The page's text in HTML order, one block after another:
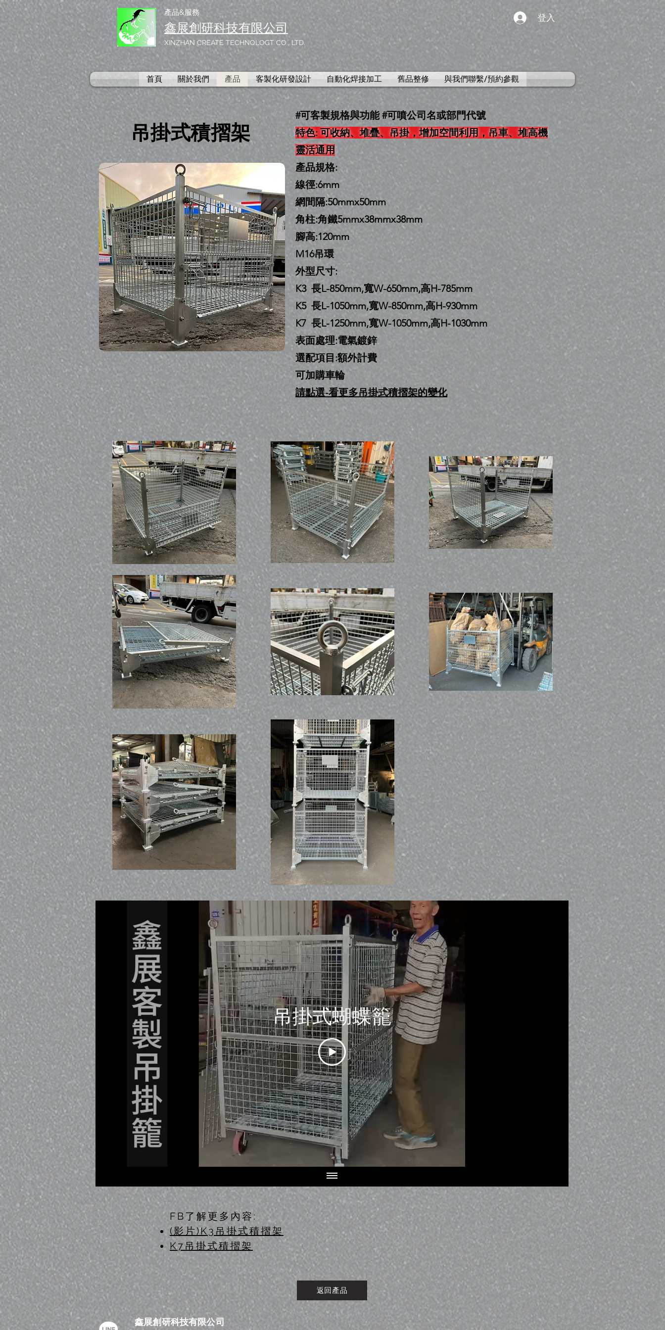
產品&服務
鑫展創研科技有限公司
XINZHAN CREATE TECHNOLOGT CO., LTD.
登入
首頁 關於我們 產品 客製化研發設計 自動化焊接加工 舊品整修 與我們聯繫/預約參觀
吊掛式積摺架
#可客製規格與功能 #可噴公司名或部門代號
特色: 可收納、堆疊、吊掛，增加空間利用，吊車、堆高機
靈活通用
產品規格:
線徑:6mm
網間隔:50mmx50mm
角柱:角鐵5mmx38mmx38mm
腳高:120mm
M16吊環
外型尺寸:
K3 長L-850mm,寬W-650mm,高H-785mm
K5 長L-1050mm,寬W-850mm,高H-930mm
K7 長L-1250mm,寬W-1050mm,高H-1030mm
表面處理:電氣鍍鋅
選配項目:額外計費
可加購車輪
請點選-看更多吊掛式積摺架的變化
吊掛式蝴蝶籠
FB了解更多內容:
​​(影片)K3吊掛式積摺架
K7吊掛式積摺架
返回產品
鑫展創研科技有限公司